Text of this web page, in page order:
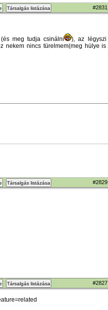
Társalgás listázása #2831
meg tudja csinálni
), az légyszi
nekem nincs türelmem(meg hülye is
Társalgás listázása #2829
Társalgás listázása #2827